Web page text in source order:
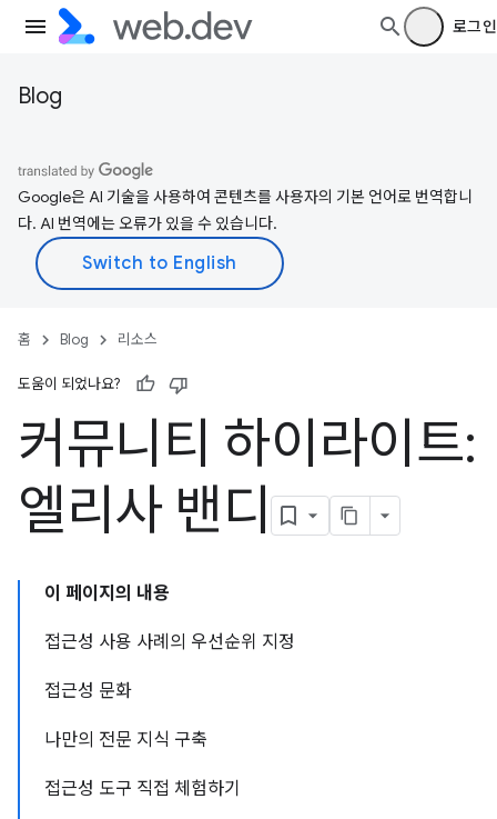
로그인
Blog
Google은 AI 기술을 사용하여 콘텐츠를 사용자의 기본 언어로 번역합니
다. AI 번역에는 오류가 있을 수 있습니다.
홈 Blog 리소스
도움이 되었나요?
커뮤니티 하이라이트:
엘리사 밴디
이 페이지의 내용
접근성 사용 사례의 우선순위 지정
접근성 문화
나만의 전문 지식 구축
접근성 도구 직접 체험하기